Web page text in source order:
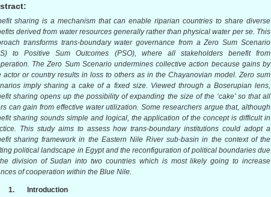
sharing is a mechanism that can enable riparian countries to share diverse
derived from water resources generally rather than physical water per se. This
transforms trans-boundary water governance from a Zero Sum Scenario
) to Positive Sum Outcomes (PSO), where all stakeholders benefit from
The Zero Sum Scenario undermines collective action because gains by
actor or country results in loss to others as in the Chayanovian model. Zero sum
imply sharing a cake of a fixed size. Viewed through a Boserupian lens,
sharing opens up the possibility of expanding the size of the ‘cake’ so that all
can gain from effective water utilization. Some researchers argue that, although
sharing sounds simple and logical, the application of the concept is difficult in
This study aims to assess how trans-boundary institutions could adopt a
sharing framework in the Eastern Nile River sub-basin in the context of the
political landscape in Egypt and the reconfiguration of political boundaries due
division of Sudan into two countries which is most likely going to increase
of cooperation within the Blue Nile.
1. Introduction